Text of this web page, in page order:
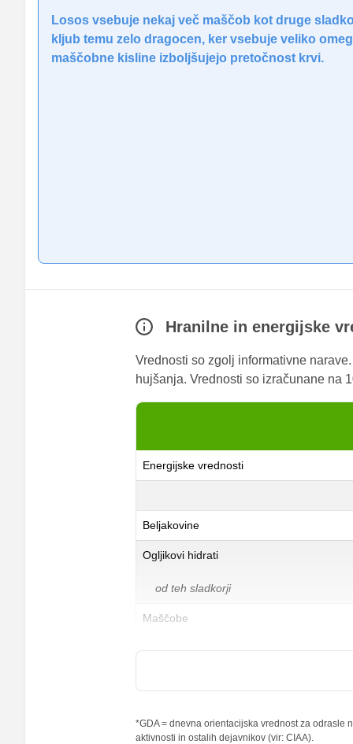
Losos vsebuje nekaj več maščob kot druge
kljub temu zelo dragocen, ker vsebuje veliko
maščobne kisline izboljšujejo pretočnost krvi.
Hranilne in energijske
Vrednosti so zgolj informativne
hujšanja. Vrednosti so izračunane na
Energijske vrednosti
Beljakovine
Ogljikovi hidrati
od teh sladkorji
Maščobe
od teh nasičene maščobne kisline
Železo
*GDA = dnevna orientacijska vrednost za odrasle
aktivnosti in ostalih dejavnikov (vir: CIAA).